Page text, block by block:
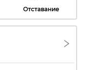
Отставание